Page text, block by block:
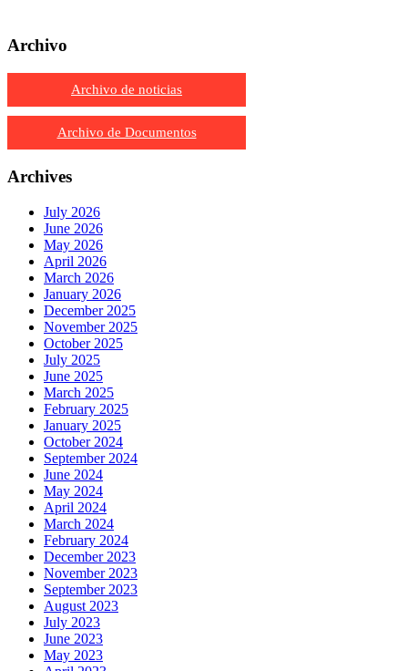
Archivo
Archivo de noticias
Archivo de Documentos
Archives
July 2026
June 2026
May 2026
April 2026
March 2026
January 2026
December 2025
November 2025
October 2025
July 2025
June 2025
March 2025
February 2025
January 2025
October 2024
September 2024
June 2024
May 2024
April 2024
March 2024
February 2024
December 2023
November 2023
September 2023
August 2023
July 2023
June 2023
May 2023